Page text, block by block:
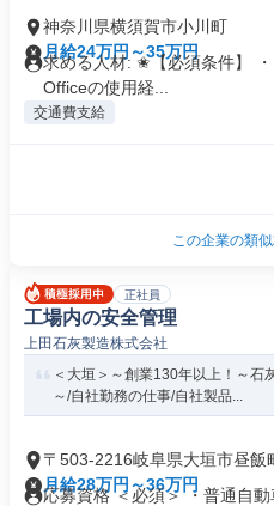
神奈川県横須賀市小川町
月給24万円～35万円
求める人材: ✬【必須条件】
Officeの使用経...
交通費支給
この企業の類
正社員
工場内の安全管理
上田石灰製造株式会社
＜大垣＞～創業130年以上！～石
～/自社勤務の仕事/自社製品...
〒503-2216岐阜県大垣市昼飯
月給28万円～36万円
応募資格 ＜必須＞ ・普通自